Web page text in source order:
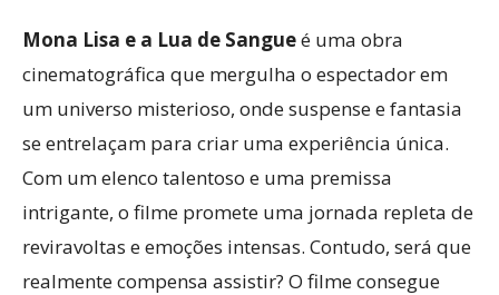
Mona Lisa e a Lua de Sangueé uma obra
cinematográfica que mergulha o espectador em
um universo misterioso, onde suspense e fantasia
se entrelaçam para criar uma experiência única.
Com um elenco talentoso e uma premissa
intrigante, o filme promete uma jornada repleta de
reviravoltas e emoções intensas. Contudo, será que
realmente compensa assistir? O filme consegue